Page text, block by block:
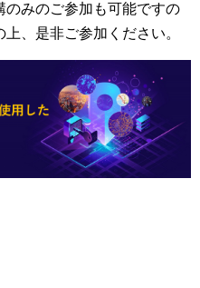
のみのご参加も可能ですの
、是非ご参加ください。